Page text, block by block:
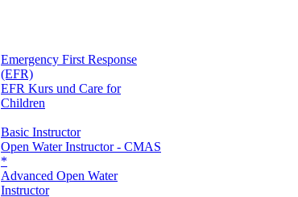
Emergency First Response
(EFR)
EFR Kurs und Care for
Children
Basic Instructor
Open Water Instructor - CMAS
*
Advanced Open Water
Instructor